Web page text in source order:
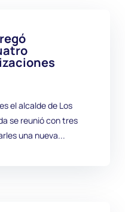
el alcalde de Los
se reunió con tres
una nueva...